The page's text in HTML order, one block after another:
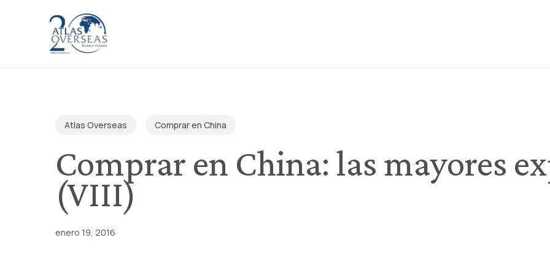
Atlas Overseas Comprar en China
Comprar en China: las mayores
(VIII)
enero 19, 2016